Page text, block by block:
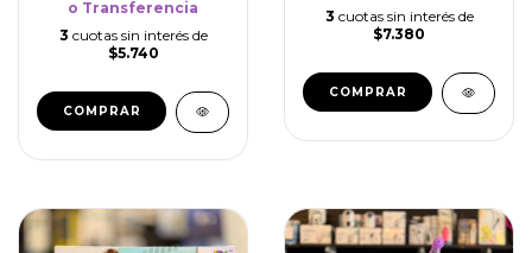
o Transferencia
3 cuotas sin interés de
$5.740
3 cuotas sin interés de
$7.380